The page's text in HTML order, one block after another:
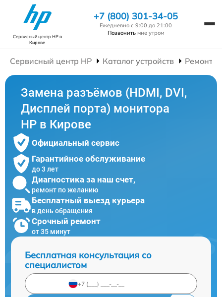
Сервисный центр HPв
Кирове
+7 (800) 301-34-05
Ежедневно с 9:00 до 21:00
Позвонить мне утром
Сервисный центр HP Каталог устройств Ремонт
Замена разъёмов (HDMI, DVI,
Дисплей порта) монитора
HP в Кирове
Официальный сервис
Гарантийное обслуживание
до 3 лет
Диагностика за наш счет,
ремонт по желанию
Бесплатный выезд курьера
в день обращения
Срочный ремонт
от 35 минут
Бесплатная консультация со
специалистом